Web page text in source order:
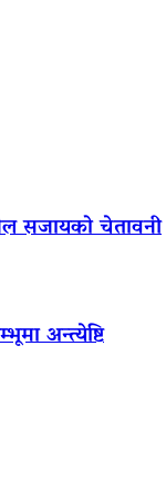
सजायको चेतावनी
अन्त्येष्टि